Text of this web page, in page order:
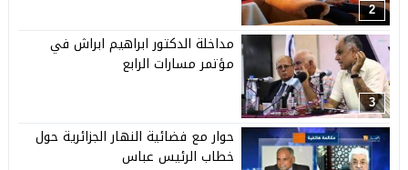
2
3
مداخلة الدكتور ابراهيم ابراش في
مؤتمر مسارات الرابع
حوار مع فضائية النهار الجزائرية حول
خطاب الرئيس عباس